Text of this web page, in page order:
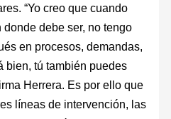
“Yo creo que cuando
debe ser, no tengo
en procesos, demandas,
bien, tú también puedes
Herrera. Es por ello que
líneas de intervención, las